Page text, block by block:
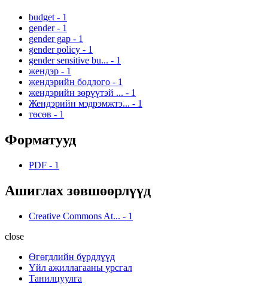
budget - 1
gender - 1
gender gap - 1
gender policy - 1
gender sensitive bu... - 1
жендэр - 1
жендэрийн бодлого - 1
жендэрийн зөрүүтэй ... - 1
Жендэрийн мэдрэмжтэ... - 1
төсөв - 1
Форматууд
PDF - 1
Ашиглах зөвшөөрлүүд
Creative Commons At... - 1
close
Өгөгдлийн бүрдлүүд
Үйл ажиллагааны урсгал
Танилцуулга